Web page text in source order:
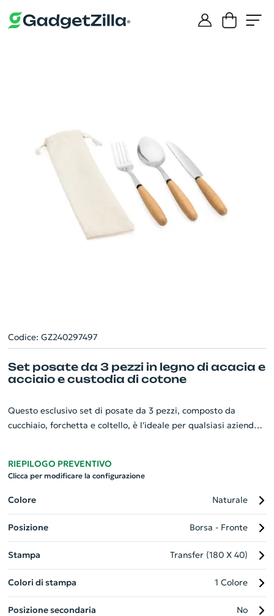
Codice: GZ240297497
Set posate da 3 pezzi in legno di acacia e
acciaio e custodia di cotone
Questo esclusivo set di posate da 3 pezzi, composto da
cucchiaio, forchetta e coltello, è l'ideale per qualsiasi azienda
sinonimo di affidabilità e stile e riflettono l'attenzione alla
pratica e raffinata custodia di cotone, rendendo ogni pezzo
facilmente trasportabile e pronto per l'uso. Gadget
personalizzato perfetto per valorizzare la vostra immagine
aziendale.
RIEPILOGO PREVENTIVO
Clicca per modificare la configurazione
Colore Naturale
Posizione Borsa - Fronte
Stampa Transfer (180 X 40)
Colori di stampa 1 Colore
Posizione secondaria No